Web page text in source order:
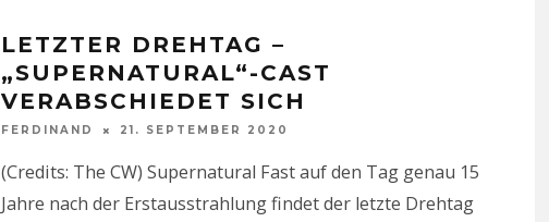
LETZTER DREHTAG –
„SUPERNATURAL“-CAST
VERABSCHIEDET SICH
FERDINAND 21. SEPTEMBER 2020
(Credits: The CW) Supernatural Fast auf den Tag genau 15
Jahre nach der Erstausstrahlung findet der letzte Drehtag